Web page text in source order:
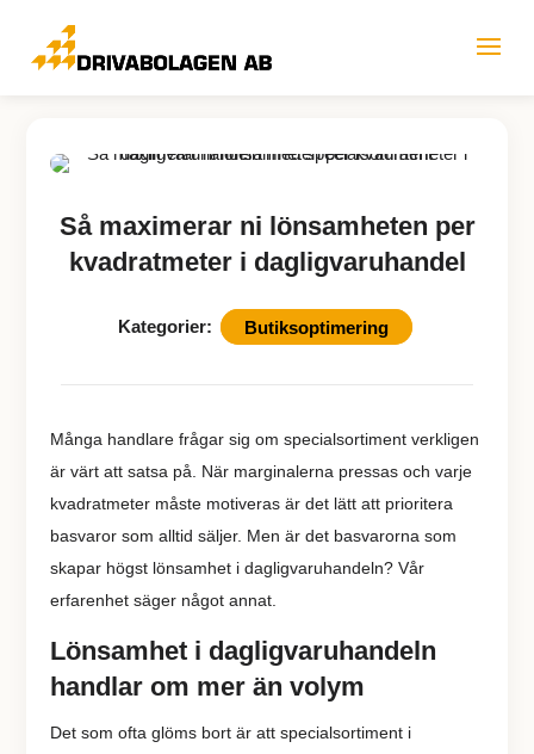
Så maximerar ni lönsamheten per
kvadratmeter i dagligvaruhandel
Kategorier: Butiksoptimering
Många handlare frågar sig om specialsortiment verkligen
är värt att satsa på. När marginalerna pressas och varje
kvadratmeter måste motiveras är det lätt att prioritera
basvaror som alltid säljer. Men är det basvarorna som
skapar högst lönsamhet i dagligvaruhandeln? Vår
erfarenhet säger något annat.
Lönsamhet i dagligvaruhandeln
handlar om mer än volym
Det som ofta glöms bort är att specialsortiment i